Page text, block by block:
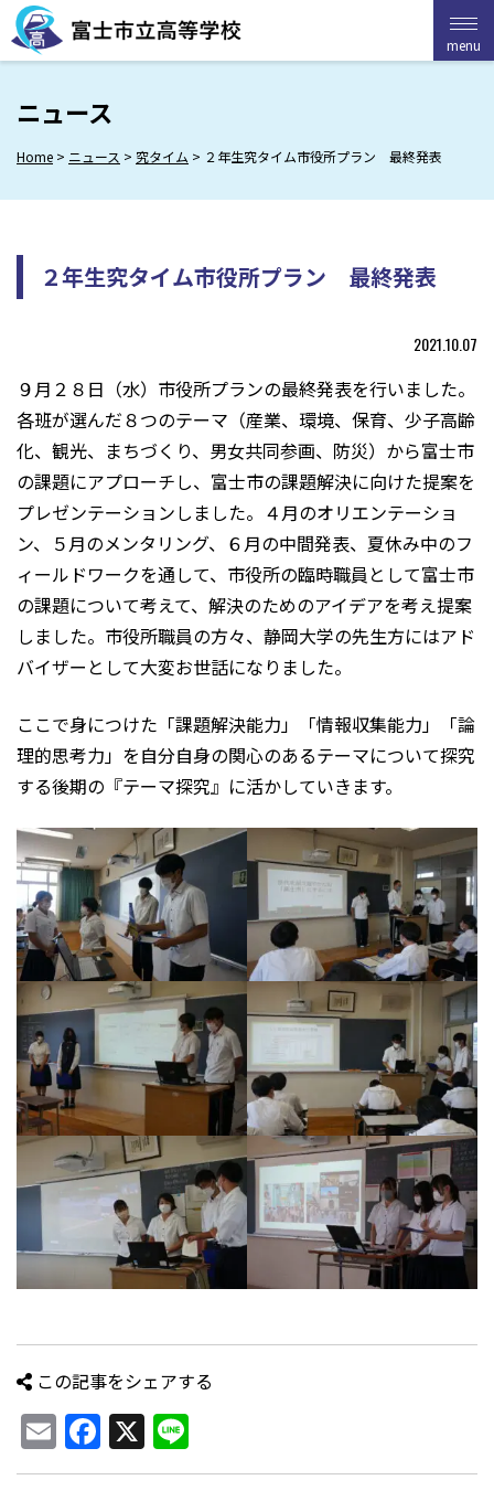
Skip
to
content
ニュース
Home > ニュース > 究タイム > ２年生究タイム市役所プラン 最終発表
２年生究タイム市役所プラン 最終発表
2021.10.07
９月２８日（水）市役所プランの最終発表を行いました。
各班が選んだ８つのテーマ（産業、環境、保育、少子高齢
化、観光、まちづくり、男女共同参画、防災）から富士市
の課題にアプローチし、富士市の課題解決に向けた提案を
プレゼンテーションしました。４月のオリエンテーショ
ン、５月のメンタリング、６月の中間発表、夏休み中のフ
ィールドワークを通して、市役所の臨時職員として富士市
の課題について考えて、解決のためのアイデアを考え提案
しました。市役所職員の方々、静岡大学の先生方にはアド
バイザーとして大変お世話になりました。
ここで身につけた「課題解決能力」「情報収集能力」「論
理的思考力」を自分自身の関心のあるテーマについて探究
する後期の『テーマ探究』に活かしていきます。
この記事をシェアする
EmailFacebook
X
menu
menu